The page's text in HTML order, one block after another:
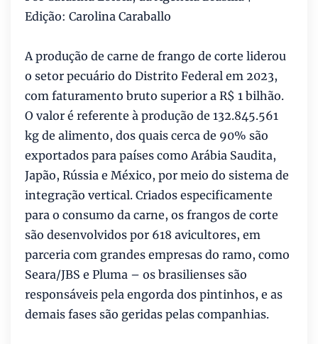
Edição: Carolina Caraballo
A produção de carne de frango de corte liderou
o setor pecuário do Distrito Federal em 2023,
com faturamento bruto superior a R$ 1 bilhão.
O valor é referente à produção de 132.845.561
kg de alimento, dos quais cerca de 90% são
exportados para países como Arábia Saudita,
Japão, Rússia e México, por meio do sistema de
integração vertical. Criados especificamente
para o consumo da carne, os frangos de corte
são desenvolvidos por 618 avicultores, em
parceria com grandes empresas do ramo, como
Seara/JBS e Pluma – os brasilienses são
responsáveis pela engorda dos pintinhos, e as
demais fases são geridas pelas companhias.